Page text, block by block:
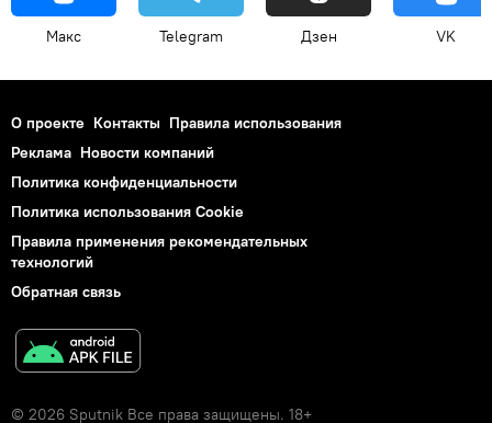
Макс Telegram Дзен VK
О проекте Контакты Правила использования
Реклама Новости компаний
Политика конфиденциальности
Политика использования Cookie
Правила применения рекомендательных
технологий
Обратная связь
© 2026 Sputnik Все права защищены. 18+